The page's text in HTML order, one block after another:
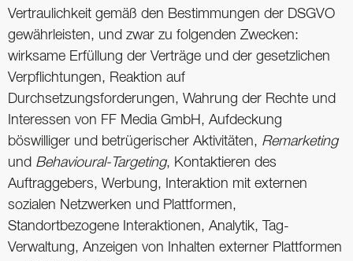
Vertraulichkeit gemäß den Bestimmungen der DSGVO
gewährleisten, und zwar zu folgenden Zwecken:
wirksame Erfüllung der Verträge und der gesetzlichen
Verpflichtungen, Reaktion auf
Durchsetzungsforderungen, Wahrung der Rechte und
Interessen von FF Media GmbH, Aufdeckung
böswilliger und betrügerischer Aktivitäten, Remarketing
und Behavioural-Targeting, Kontaktieren des
Auftraggebers, Werbung, Interaktion mit externen
sozialen Netzwerken und Plattformen,
Standortbezogene Interaktionen, Analytik, Tag-
Verwaltung, Anzeigen von Inhalten externer Plattformen